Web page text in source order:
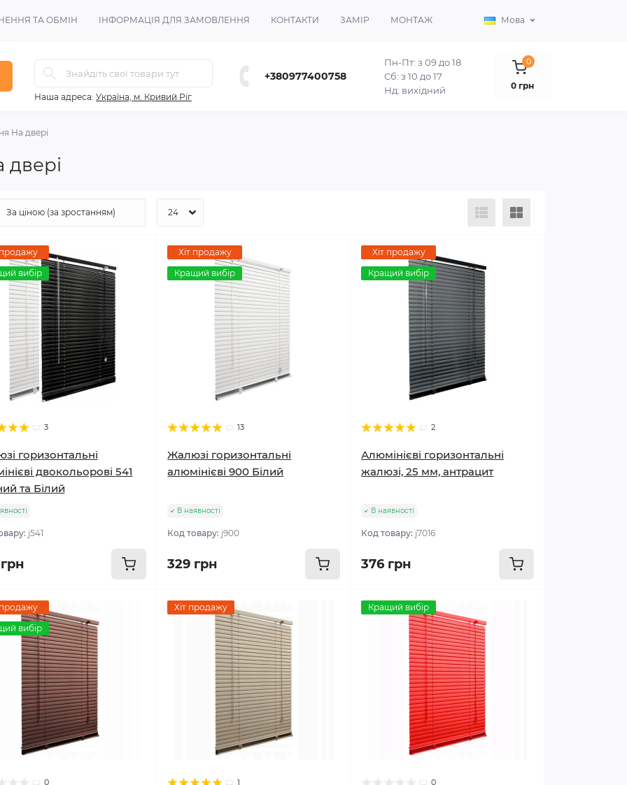
ТА ОБМІН ІНФОРМАЦІЯ ДЛЯ ЗАМОВЛЕННЯ КОНТАКТИ ЗАМІР МОНТАЖ Мова
Наша адреса: Україна, м. Кривий Ріг
+380977400758
Пн-Пт: з 09 до 18
Сб: з 10 до 17
Нд: вихідний
0
0 грн
На двері
двері
продажу
вибір
3
горизонтальні
двокольорові 541
та Білий
j541
Хіт продажу
Кращий вибір
13
Жалюзі горизонтальні
алюмінієві 900 Білий
В наявності
Код товару: j900
329 грн
Хіт продажу
Кращий вибір
2
Алюмінієві горизонтальні
жалюзі, 25 мм, антрацит
В наявності
Код товару: j7016
376 грн
продажу
вибір
0
Хіт продажу
1
Кращий вибір
0